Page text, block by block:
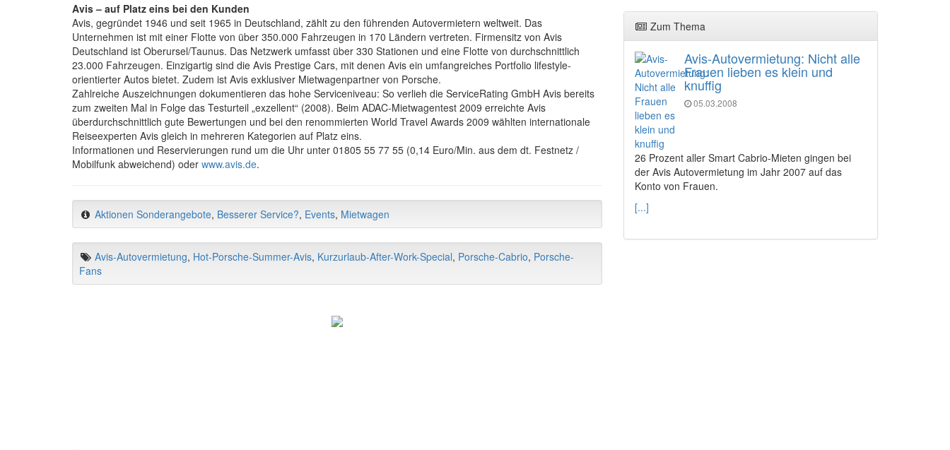
Avis – auf Platz eins bei den Kunden
Avis, gegründet 1946 und seit 1965 in Deutschland, zählt zu den führenden Autovermietern weltweit. Das
Unternehmen ist mit einer Flotte von über 350.000 Fahrzeugen in 170 Ländern vertreten. Firmensitz von Avis
Deutschland ist Oberursel/Taunus. Das Netzwerk umfasst über 330 Stationen und eine Flotte von durchschnittlich
23.000 Fahrzeugen. Einzigartig sind die Avis Prestige Cars, mit denen Avis ein umfangreiches Portfolio lifestyle-
orientierter Autos bietet. Zudem ist Avis exklusiver Mietwagenpartner von Porsche.
Zahlreiche Auszeichnungen dokumentieren das hohe Serviceniveau: So verlieh die ServiceRating GmbH Avis bereits
zum zweiten Mal in Folge das Testurteil „exzellent“ (2008). Beim ADAC-Mietwagentest 2009 erreichte Avis
überdurchschnittlich gute Bewertungen und bei den renommierten World Travel Awards 2009 wählten internationale
Reiseexperten Avis gleich in mehreren Kategorien auf Platz eins.
Informationen und Reservierungen rund um die Uhr unter 01805 55 77 55 (0,14 Euro/Min. aus dem dt. Festnetz /
Mobilfunk abweichend) oder www.avis.de.
Aktionen Sonderangebote, Besserer Service?, Events, Mietwagen
Avis-Autovermietung, Hot-Porsche-Summer-Avis, Kurzurlaub-After-Work-Special, Porsche-Cabrio, Porsche-
Fans
Zum Thema
Avis-Autovermietung: Nicht alle
Frauen lieben es klein und
knuffig
05.03.2008
26 Prozent aller Smart Cabrio-Mieten gingen bei
der Avis Autovermietung im Jahr 2007 auf das
Konto von Frauen.
[...]